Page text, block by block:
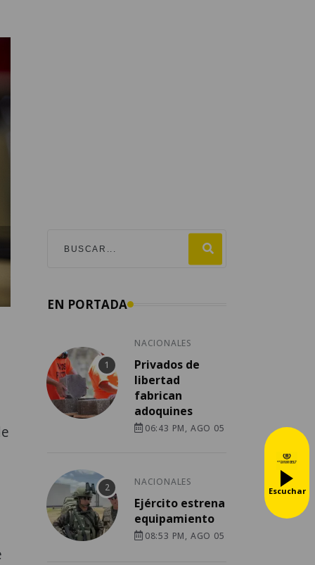
EN PORTADA
NACIONALES
Privados de
libertad
fabrican
adoquines
06:43 PM, AGO 05
NACIONALES
Ejército estrena
equipamiento
08:53 PM, AGO 05
Escuchar